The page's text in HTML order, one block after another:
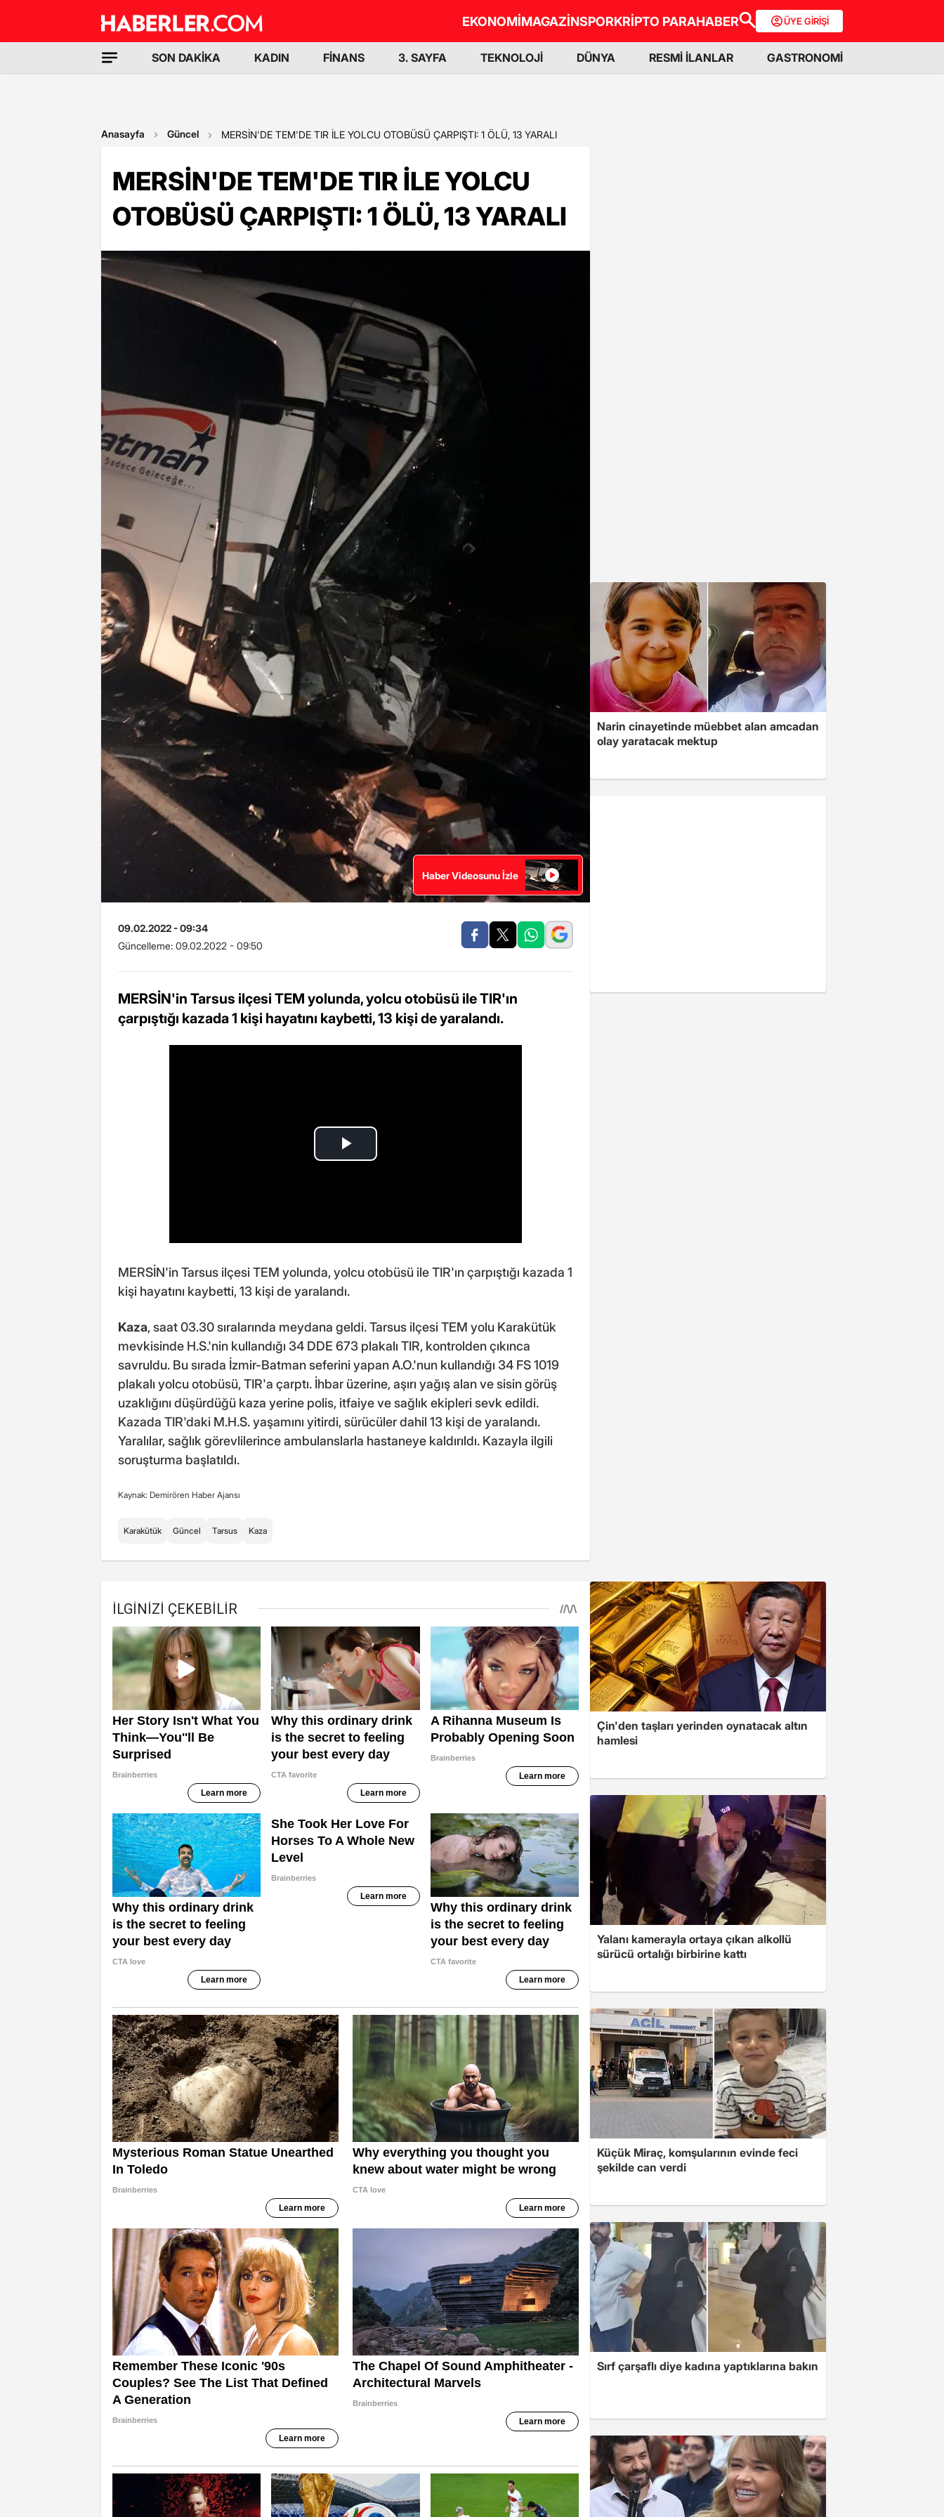
EKONOMİMAGAZİNSPORKRİPTO PARAHABER ÜYE GİRİŞİ
SON DAKİKA KADIN FİNANS 3. SAYFA TEKNOLOJİ DÜNYA RESMİ İLANLAR GASTRONOMİ
Anasayfa Güncel MERSİN'DE TEM'DE TIR İLE YOLCU OTOBÜSÜ ÇARPIŞTI: 1 ÖLÜ, 13 YARALI
MERSİN'DE TEM'DE TIR İLE YOLCU
OTOBÜSÜ ÇARPIŞTI: 1 ÖLÜ, 13 YARALI
Haber Videosunu İzle
09.02.2022 - 09:34
Güncelleme: 09.02.2022 - 09:50
MERSİN'in Tarsus ilçesi TEM yolunda, yolcu otobüsü ile TIR'ın
çarpıştığı kazada 1 kişi hayatını kaybetti, 13 kişi de yaralandı.
MERSİN'in Tarsus ilçesi TEM yolunda, yolcu otobüsü ile TIR'ın çarpıştığı kazada 1
kişi hayatını kaybetti, 13 kişi de yaralandı.
Kaza, saat 03.30 sıralarında meydana geldi. Tarsus ilçesi TEM yolu Karakütük
mevkisinde H.S.'nin kullandığı 34 DDE 673 plakalı TIR, kontrolden çıkınca
savruldu. Bu sırada İzmir-Batman seferini yapan A.O.'nun kullandığı 34 FS 1019
plakalı yolcu otobüsü, TIR'a çarptı. İhbar üzerine, aşırı yağış alan ve sisin görüş
uzaklığını düşürdüğü kaza yerine polis, itfaiye ve sağlık ekipleri sevk edildi.
Kazada TIR'daki M.H.S. yaşamını yitirdi, sürücüler dahil 13 kişi de yaralandı.
Yaralılar, sağlık görevlilerince ambulanslarla hastaneye kaldırıldı. Kazayla ilgili
soruşturma başlatıldı.
Kaynak: Demirören Haber Ajansı
Karakütük Güncel Tarsus Kaza
Narin cinayetinde müebbet alan amcadan
olay yaratacak mektup
Çin'den taşları yerinden oynatacak altın
hamlesi
Yalanı kamerayla ortaya çıkan alkollü
sürücü ortalığı birbirine kattı
Küçük Miraç, komşularının evinde feci
şekilde can verdi
Sırf çarşaflı diye kadına yaptıklarına bakın